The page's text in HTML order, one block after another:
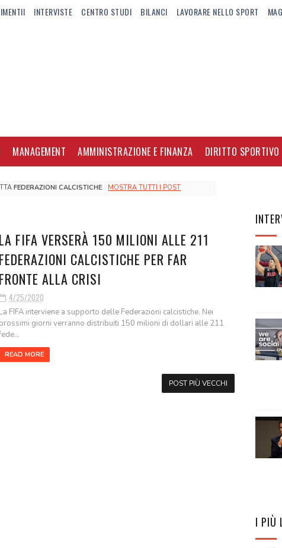
INTERVISTE CENTRO STUDI BILANCI LAVORARE NELLO SPORT
MANAGEMENT AMMINISTRAZIONE E FINANZA DIRITTO SPORTIVO
FEDERAZIONI CALCISTICHE. MOSTRA TUTTI I POST
LA FIFA VERSERÀ 150 MILIONI ALLE 211
FEDERAZIONI CALCISTICHE PER FAR
FRONTE ALLA CRISI
4/25/2020
La FIFA interviene a supporto delle Federazioni calcistiche. Nei
prossimi giorni verranno distribuiti 150 milioni di dollari alle 211
READ MORE
POST PIÙ VECCHI
I PIÙ